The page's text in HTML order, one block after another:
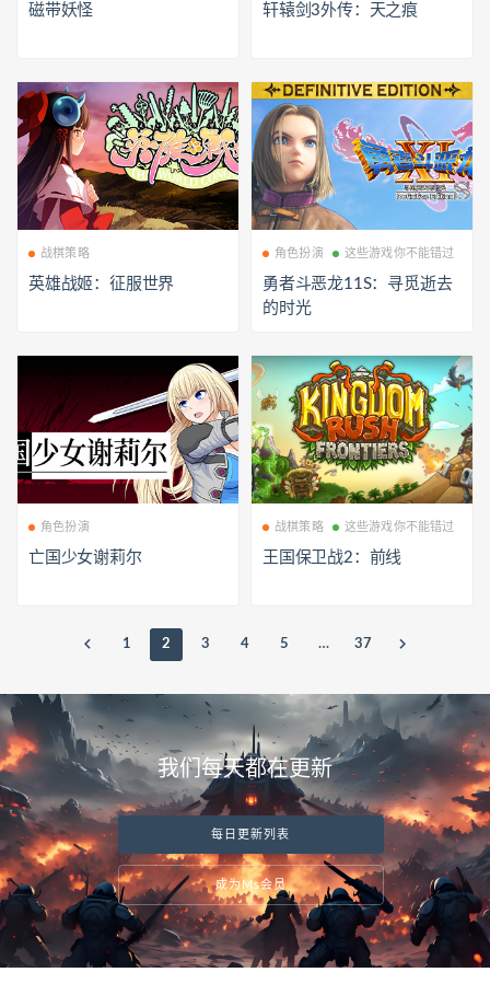
磁带妖怪 轩辕剑3外传：天之痕
战棋策略
英雄战姬：征服世界
角色扮演 这些游戏你不能错过
勇者斗恶龙11S：寻觅逝去
的时光
角色扮演
亡国少女谢莉尔
战棋策略 这些游戏你不能错过
王国保卫战2：前线
1 2 3 4 5 … 37
我们每天都在更新
每日更新列表
成为Ms会员